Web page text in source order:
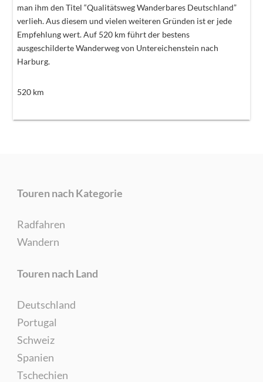
man ihm den Titel “Qualitätsweg Wanderbares Deutschland”
verlieh. Aus diesem und vielen weiteren Gründen ist er jede
Empfehlung wert. Auf 520 km führt der bestens
ausgeschilderte Wanderweg von Untereichenstein nach
Harburg.
520km
Touren nach Kategorie
Radfahren
Wandern
Touren nach Land
Deutschland
Portugal
Schweiz
Spanien
Tschechien